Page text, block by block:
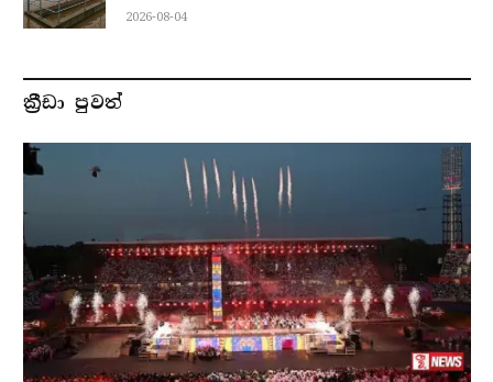
2026-08-04
ක්‍රීඩා පුවත්